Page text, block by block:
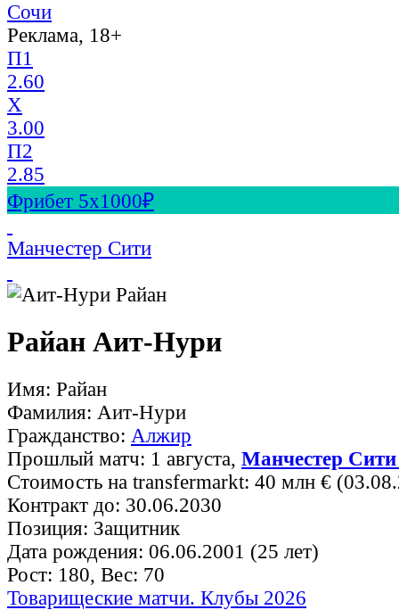
Сочи
Реклама, 18+
П1
2.60
X
3.00
П2
2.85
Фрибет 5х1000₽
Манчестер Сити
Райан Аит-Нури
Имя: Райан
Фамилия: Аит-Нури
Гражданство: Алжир
Прошлый матч: 1 августа, Манчестер Сити
Стоимость на transfermarkt: 40 млн €
Контракт до: 30.06.2030
Позиция: Защитник
Дата рождения: 06.06.2001 (25 лет)
Рост: 180, Вес: 70
Товарищеские матчи. Клубы 2026